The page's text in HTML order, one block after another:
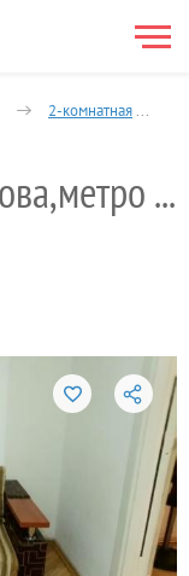
2-комнатная
в центре на Мечникова,метро Кловская